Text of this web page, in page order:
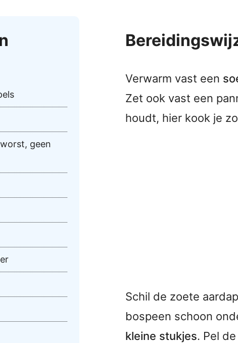
geen
Verwarm vast een
Zet ook vast een
houdt, hier kook je
Schil de zoete
bospeen schoon
kleine stukjes. Pel